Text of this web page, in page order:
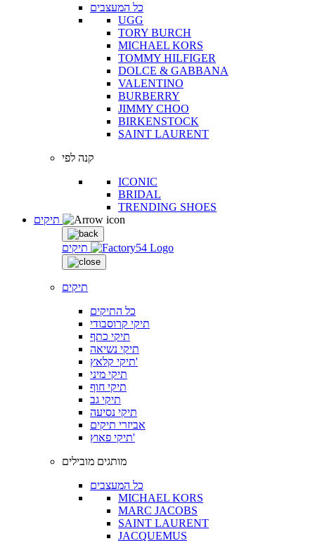
כל המעצבים
UGG
TORY BURCH
MICHAEL KORS
TOMMY HILFIGER
DOLCE & GABBANA
VALENTINO
BURBERRY
JIMMY CHOO
BIRKENSTOCK
SAINT LAURENT
קנה לפי
ICONIC
BRIDAL
TRENDING SHOES
תיקים
תיקים
כל התיקים
תיקי קרוסבודי
תיקי כתף
תיקי נשיאה
תיקי קלאץ'
תיקי מיני
תיקי חוף
תיקי גב
תיקי נסיעה
אביזרי תיקים
תיקי פאוץ'
מותגים מובילים
כל המעצבים
MICHAEL KORS
MARC JACOBS
SAINT LAURENT
JACQUEMUS